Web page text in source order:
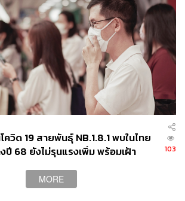
การแพทย์
เชื้อไวรัสโคโรนา
ฮีโร่โควิด19 ดารา นักแสดง
31
ABOUT THE AUTHOR
วิด 19 สายพันธุ์ NB.1.8.1 พบในไทย
ปี 68 ยังไม่รุนแรงเพิ่ม พร้อมเฝ้า
103
MORE